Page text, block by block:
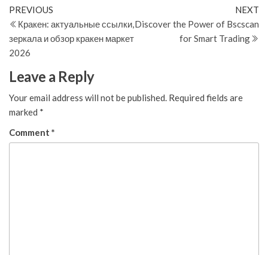
Post
navigation
Previous
Post
PREVIOUS
Кракен: актуальные ссылки,
зеркала и обзор кракен маркет
2026
NEXT
Discover the Power of Bscscan
for Smart Trading
Leave a Reply
Your email address will not be published. Required fields are
marked *
Comment *